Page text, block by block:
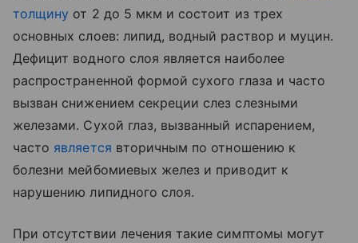
толщину от 2 до 5 мкм и состоит из трех
основных слоев: липид, водный раствор и муцин.
Дефицит водного слоя является наиболее
распространенной формой сухого глаза и часто
вызван снижением секреции слез слезными
железами. Сухой глаз, вызванный испарением,
часто является вторичным по отношению к
болезни мейбомиевых желез и приводит к
нарушению липидного слоя.
При отсутствии лечения такие симптомы могут